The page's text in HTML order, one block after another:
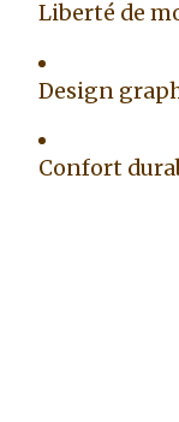
Liberté de
Design
Confort